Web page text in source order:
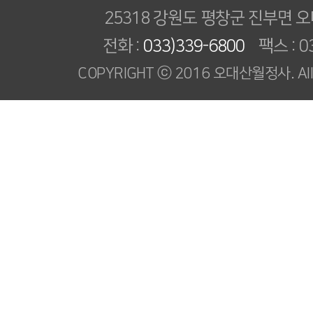
25318 강원도 평창군 진부면
전화 : 033)339-6800 팩스 :
COPYRIGHT ⓒ 2016 오대산월정사.